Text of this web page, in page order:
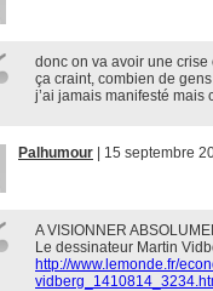
donc on va avoir une
ça craint, combien de
j’ai jamais manifesté mais
Palhumour 15 septembre
A VISIONNER
Le dessinateur Martin
http://www.lemonde.fr/